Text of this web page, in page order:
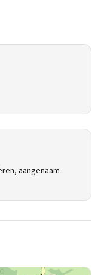
aangenaam